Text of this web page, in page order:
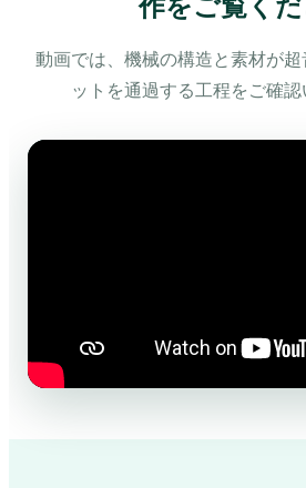
作をご覧く
動画では、機械の構造と素材が
ットを通過する工程をご確認